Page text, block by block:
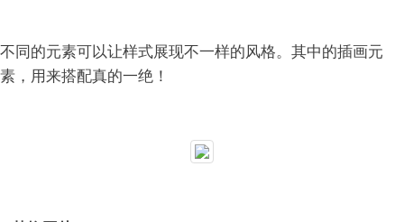
不同的元素可以让样式展现不一样的风格。其中的插画元
素，用来搭配真的一绝！